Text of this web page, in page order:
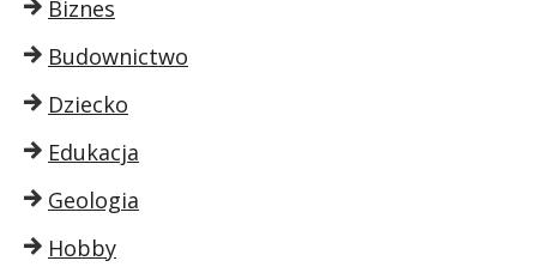
Biznes
Budownictwo
Dziecko
Edukacja
Geologia
Hobby